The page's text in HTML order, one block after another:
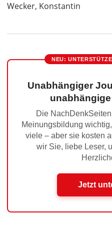
Wecker, Konstantin
NEU:
Unabhängiger
Die
Meinungsbildung
viele – aber sie kosten
wir Sie, liebe Leser,
Jetzt